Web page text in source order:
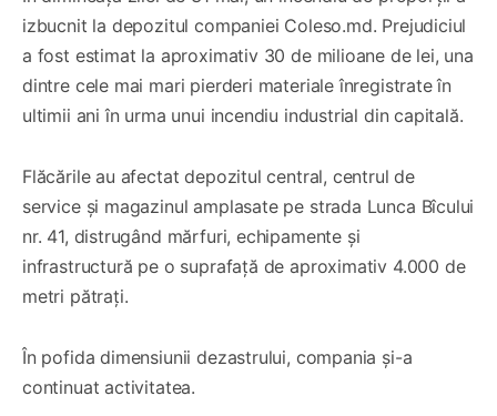
izbucnit la depozitul companiei Coleso.md. Prejudiciul
a fost estimat la aproximativ 30 de milioane de lei, una
dintre cele mai mari pierderi materiale înregistrate în
ultimii ani în urma unui incendiu industrial din capitală.
Flăcările au afectat depozitul central, centrul de
service și magazinul amplasate pe strada Lunca Bîcului
nr. 41, distrugând mărfuri, echipamente și
infrastructură pe o suprafață de aproximativ 4.000 de
metri pătrați.
În pofida dimensiunii dezastrului, compania și-a
continuat activitatea.